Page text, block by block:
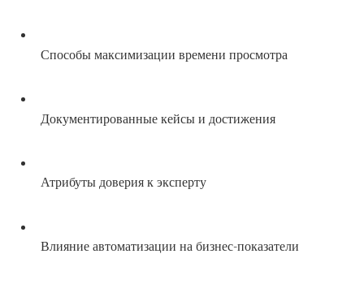
Способы максимизации времени просмотра
Документированные кейсы и достижения
Атрибуты доверия к эксперту
Влияние автоматизации на бизнес-показатели